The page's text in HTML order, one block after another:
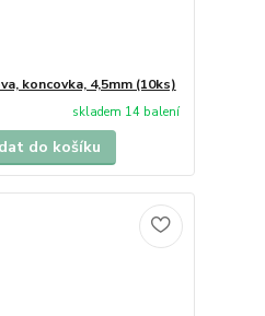
koncovka, 4,5mm (10ks)
skladem 14 balení
do košíku